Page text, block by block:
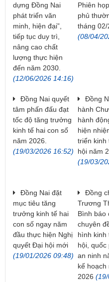
dựng Đồng Nai
phát triển văn
minh, hiện đại”,
tiếp tục duy trì,
nâng cao chất
lượng thực hiện
đến năm 2030.
(12/06/2026 14:16)
Phiên
phủ
tháng 02/
(08/04/
Đồng Nai quyết
tâm phấn đấu đạt
tốc độ tăng trưởng
kinh tế hai con số
năm 2026.
(19/03/2026 16:52)
Đồng
hành
hành
hiện
triển kinh
hội năm
(19/03/
Đồng Nai đặt
mục tiêu tăng
trưởng kinh tế hai
con số ngay năm
đầu thực hiện Nghị
quyết Đại hội mới
(19/01/2026 09:48)
Đồng
Trương
Bình báo
chuyên
hình kinh
hội, quốc
an ninh
kế hoạch
2026